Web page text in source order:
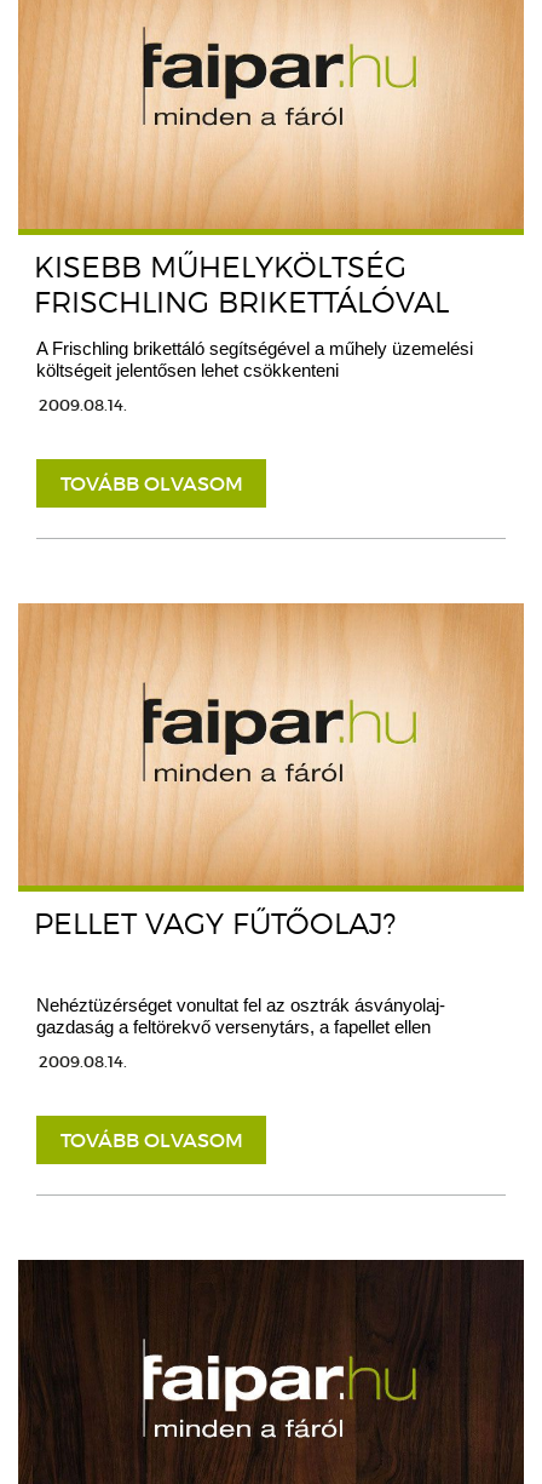
KISEBB MŰHELYKÖLTSÉG
FRISCHLING BRIKETTÁLÓVAL
A Frischling brikettáló segítségével a műhely üzemelési
költségeit jelentősen lehet csökkenteni
2009.08.14.
TOVÁBB OLVASOM
PELLET VAGY FŰTŐOLAJ?
Nehéztüzérséget vonultat fel az osztrák ásványolaj-
gazdaság a feltörekvő versenytárs, a fapellet ellen
2009.08.14.
TOVÁBB OLVASOM